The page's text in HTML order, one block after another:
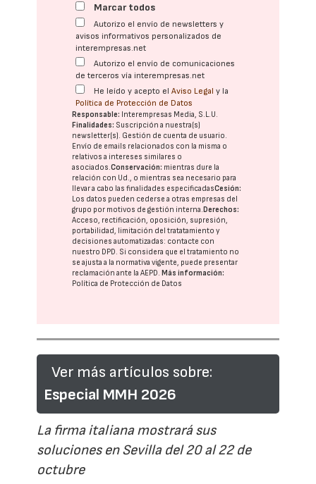
Marcar todos
Autorizo el envío de newsletters y
avisos informativos personalizados de
interempresas.net
Autorizo el envío de comunicaciones
de terceros vía interempresas.net
He leído y acepto elAviso Legal y la
Política de Protección de Datos
Responsable: Interempresas Media, S.L.U.
Finalidades: Suscripción a nuestra(s)
newsletter(s). Gestión de cuenta de usuario.
Envío de emails relacionados con la misma o
relativos a intereses similares o
asociados.Conservación: mientras dure la
relación con Ud., o mientras sea necesario para
llevar a cabo las finalidades especificadasCesión:
Los datos pueden cederse a otras empresas del
grupo por motivos de gestión interna.Derechos:
Acceso, rectificación, oposición, supresión,
portabilidad, limitación del tratatamiento y
decisiones automatizadas: contacte con
nuestro DPD. Si considera que el tratamiento no
se ajusta a la normativa vigente, puede presentar
reclamación ante laAEPD.Más información:
Política de Protección de Datos
Ver más artículos sobre:
Especial MMH 2026
La firma italiana mostrará sus
soluciones en Sevilla del 20 al 22 de
octubre